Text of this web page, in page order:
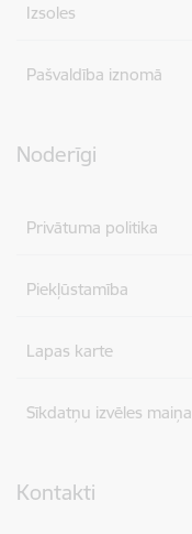
Izsoles
Pašvaldība iznomā
Noderīgi
Privātuma politika
Piekļūstamība
Lapas karte
Sīkdatņu izvēles maiņa
Kontakti